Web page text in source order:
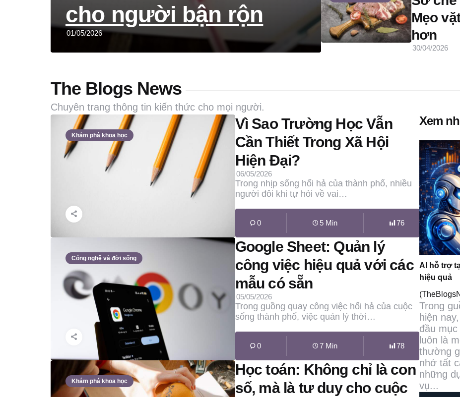
cho người bận rộn
01/05/2026
Mẹo
hơn
30/04/2026
The Blogs News
Chuyên trang thông tin kiến thức cho mọi người.
Khám phá khoa học
Vì Sao Trường Học Vẫn
Cần Thiết Trong Xã Hội
Hiện Đại?
06/05/2026
Trong nhịp sống hối hả của thành phố, nhiều
người đôi khi tự hỏi về vai…
0 5 Min 76
Công nghệ và đời sống
Google Sheet: Quản lý
công việc hiệu quả với các
mẫu có sẵn
05/05/2026
Trong guồng quay công việc hối hả của cuộc
sống thành phố, việc quản lý thời…
0 7 Min 78
Khám phá khoa học
Học toán: Không chỉ là con
số, mà là tư duy cho cuộc
Xem
AI hỗ trợ
hiệu quả
Trong
hiện
đầu
luôn là
thường
nhớ tất
những
vụ...